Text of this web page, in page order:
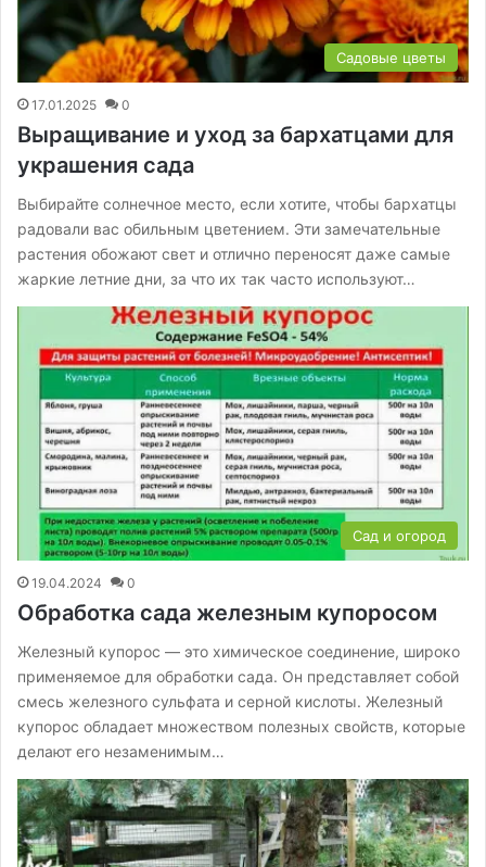
Садовые цветы
17.01.2025 0
Выращивание и уход за бархатцами для
украшения сада
Выбирайте солнечное место, если хотите, чтобы бархатцы
радовали вас обильным цветением. Эти замечательные
растения обожают свет и отлично переносят даже самые
жаркие летние дни, за что их так часто используют…
Сад и огород
19.04.2024 0
Обработка сада железным купоросом
Железный купорос — это химическое соединение, широко
применяемое для обработки сада. Он представляет собой
смесь железного сульфата и серной кислоты. Железный
купорос обладает множеством полезных свойств, которые
делают его незаменимым…